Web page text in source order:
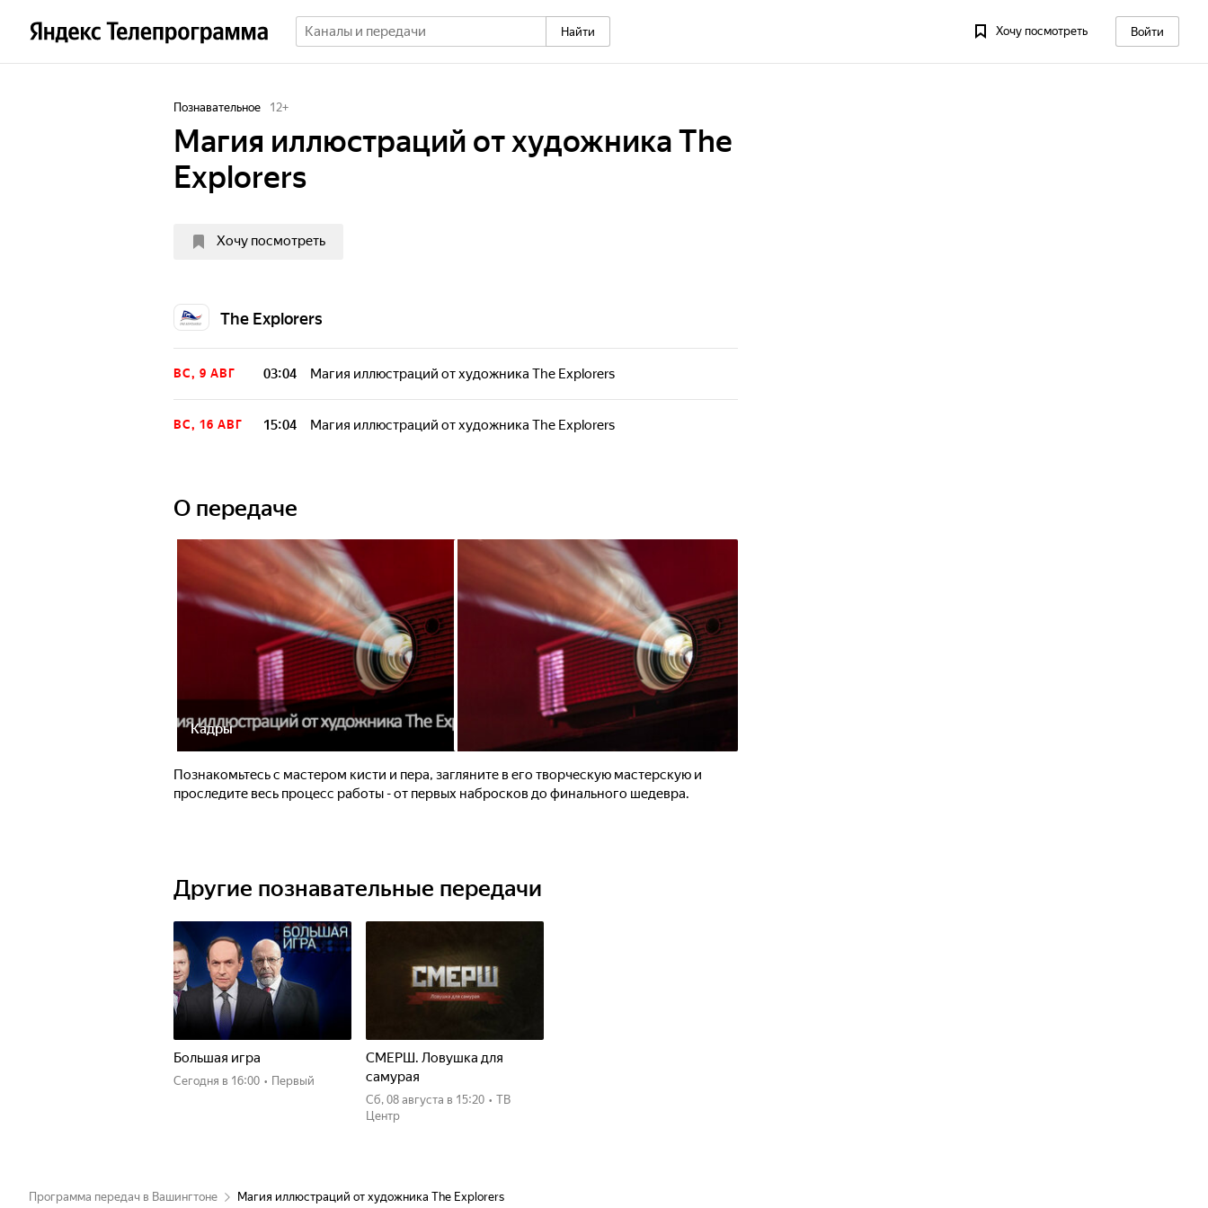
Найти Хочу посмотреть Войти
Познавательное 12+
Магия иллюстраций от художника The
Explorers
Хочу посмотреть
The Explorers
ВС, 9 АВГ 03:04 Магия иллюстраций от художника The Explorers
ВС, 16 АВГ 15:04 Магия иллюстраций от художника The Explorers
О передаче
Кадры
Познакомьтесь с мастером кисти и пера, загляните в его творческую мастерскую и
проследите весь процесс работы - от первых набросков до финального шедевра.
Другие познавательные передачи
Большая игра
Сегодня в 16:00 • Первый
СМЕРШ. Ловушка для
самурая
сб, 08 августа в 15:20 • ТВ
Центр
Программа передач в Вашингтоне Магия иллюстраций от художника The Explorers